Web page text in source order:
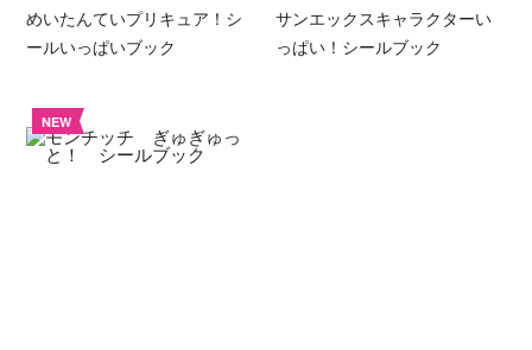
めいたんていプリキュア！シ
ールいっぱいブック
サンエックスキャラクターい
っぱい！シールブック
NEW